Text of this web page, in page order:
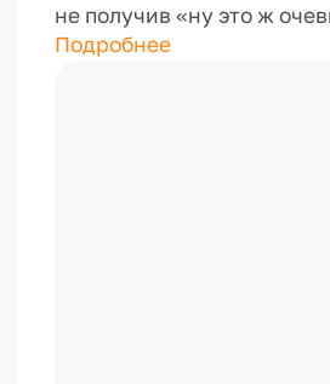
не получив «ну это ж
Подробнее